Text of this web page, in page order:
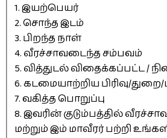
1. இயற்பெயர்
2. சொந்த இடம்
3. பிறந்த நாள்
4. வீரச்சாவடைந்த சம்பவம்
5. வித்துடல் விதைக்கப்பட்ட /
6. கடமையாற்றிய பிரிவு/
7. வகித்த பொறுப்பு
8. இவரின் குடும்பத்தில்
மற்றும் இம் மாவீரர் பற்றி